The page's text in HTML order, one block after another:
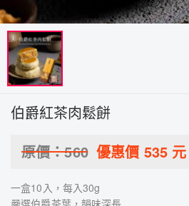
伯爵紅茶肉鬆餅
原價：560 優惠價 535元
一盒10入，每入30g
嚴選伯爵茶葉，韻味深長